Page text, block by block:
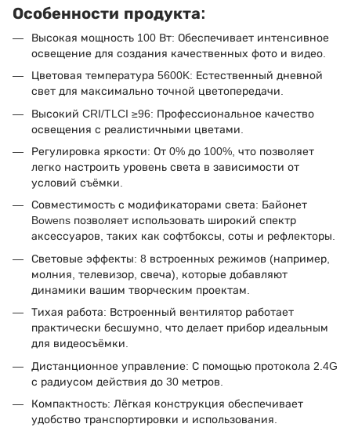
Особенности продукта:
Высокая мощность 100 Вт: Обеспечивает интенсивное
освещение для создания качественных фото и видео.
Цветовая температура 5600K: Естественный дневной
свет для максимально точной цветопередачи.
Высокий CRI/TLCI ≥96: Профессиональное качество
освещения с реалистичными цветами.
Регулировка яркости: От 0% до 100%, что позволяет
легко настроить уровень света в зависимости от
условий съёмки.
Совместимость с модификаторами света: Байонет
Bowens позволяет использовать широкий спектр
аксессуаров, таких как софтбоксы, соты и рефлекторы.
Световые эффекты: 8 встроенных режимов (например,
молния, телевизор, свеча), которые добавляют
динамики вашим творческим проектам.
Тихая работа: Встроенный вентилятор работает
практически бесшумно, что делает прибор идеальным
для видеосъёмки.
Дистанционное управление: С помощью протокола 2.4G
с радиусом действия до 30 метров.
Компактность: Лёгкая конструкция обеспечивает
удобство транспортировки и использования.